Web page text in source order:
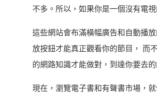
不多。所以，如果你是一個沒有電
這些網站會布滿橫幅廣告和自動播
放按鈕才能真正觀看你的節目， 而
的網路知識才能做對，到達你要去的
現在，瀏覽電子書和有聲書市場，